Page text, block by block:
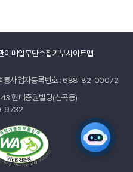
이메일무단수집거부사이트맵
룡사업자등록번호 : 688-82-00072
현대증권빌딩(심곡동)
9732